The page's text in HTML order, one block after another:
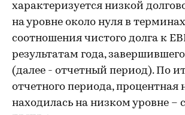
характеризуется низкой
на уровне около нуля в терминах
соотношения чистого долга к
результатам года,
(далее - отчетный период). По
отчетного периода, процентная
находилась на низком уровне –